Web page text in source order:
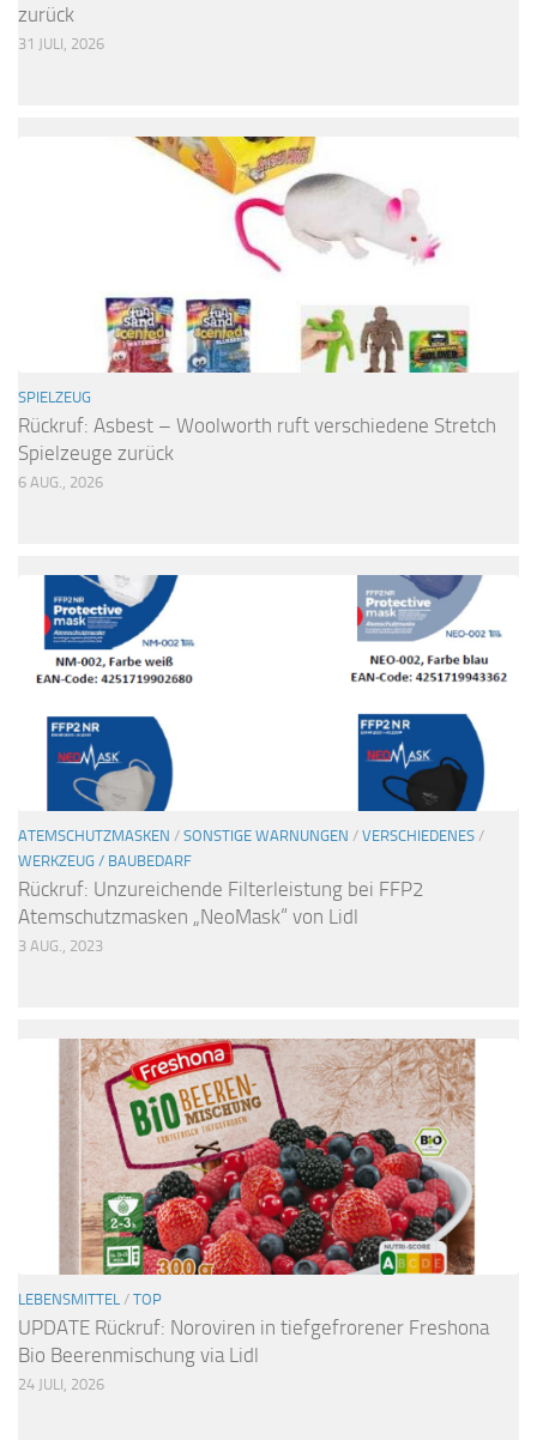
zurück
31 JULI, 2026
SPIELZEUG
Rückruf: Asbest – Woolworth ruft verschiedene Stretch
Spielzeuge zurück
6 AUG., 2026
ATEMSCHUTZMASKEN / SONSTIGE WARNUNGEN / VERSCHIEDENES /
WERKZEUG / BAUBEDARF
Rückruf: Unzureichende Filterleistung bei FFP2
Atemschutzmasken „NeoMask“ von Lidl
3 AUG., 2023
LEBENSMITTEL / TOP
UPDATE Rückruf: Noroviren in tiefgefrorener Freshona
Bio Beerenmischung via Lidl
24 JULI, 2026